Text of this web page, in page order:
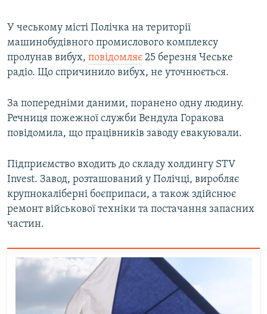
КТАТ
ДОЛУЧАЙСЯ!
У чеському місті Полічка на території
машинобудівного промислового комплексу
пролунав вибух, повідомляє 25 березня Чеське
радіо. Що спричинило вибух, не уточнюється.
За попередніми даними, поранено одну людину.
Речниця пожежної служби Вендула Горакова
повідомила, що працівників заводу евакуювали.
Підприємство входить до складу холдингу STV
Invest. Завод, розташований у Полічці, виробляє
крупнокаліберні боєприпаси, а також здійснює
ремонт військової техніки та постачання запасних
частин.